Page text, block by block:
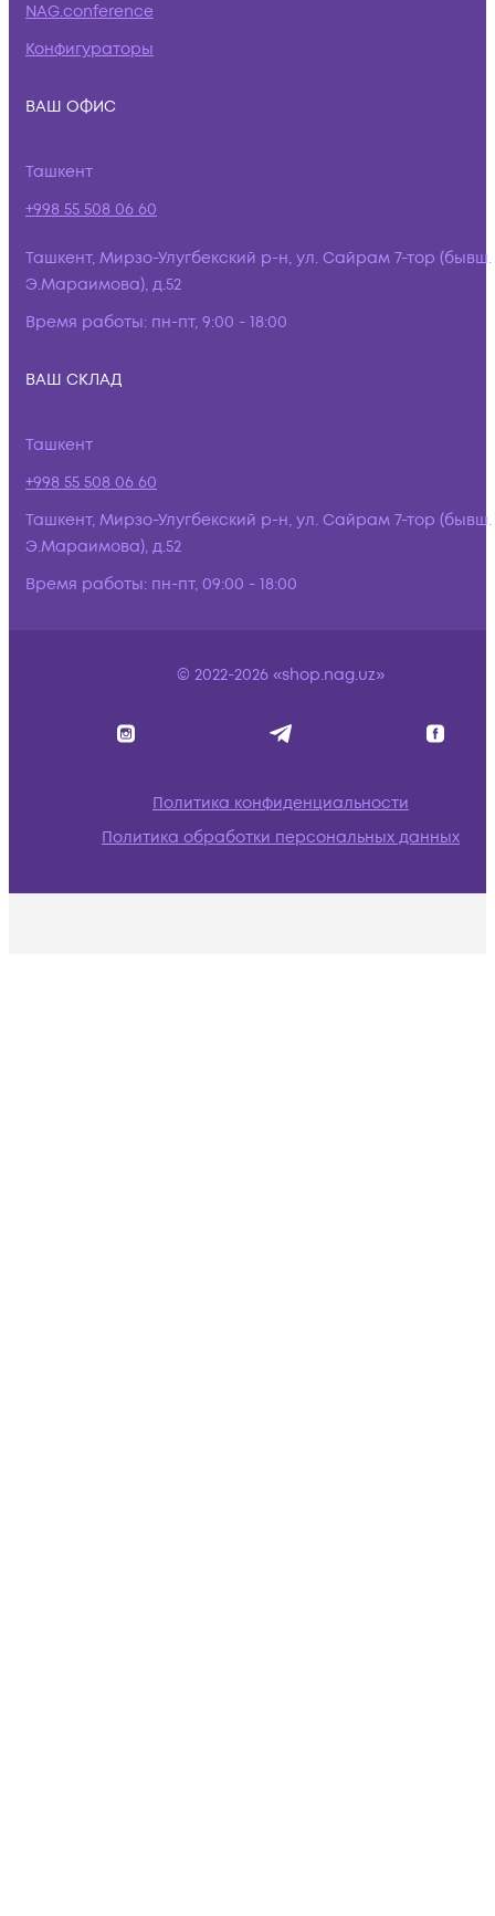
NAG.conference
Конфигураторы
ВАШ ОФИС
Ташкент
+998 55 508 06 60
Ташкент, Мирзо-Улугбекский р-н, ул. Сайрам 7-тор (бывш.
Э.Мараимова), д.52
Время работы: пн-пт, 9:00 - 18:00
ВАШ СКЛАД
Ташкент
+998 55 508 06 60
Ташкент, Мирзо-Улугбекский р-н, ул. Сайрам 7-тор (бывш.
Э.Мараимова), д.52
Время работы: пн-пт, 09:00 - 18:00
© 2022-2026 «shop.nag.uz»
Политика конфиденциальности
Политика обработки персональных данных